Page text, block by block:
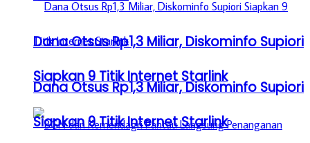
Dana Otsus Rp1,3 Miliar, Diskominfo Supiori
Siapkan 9 Titik Internet Starlink
Dana Otsus Rp1,3 Miliar, Diskominfo Supiori
Siapkan 9 Titik Internet Starlink